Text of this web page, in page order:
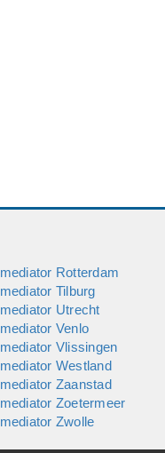
mediator Rotterdam
mediator Tilburg
mediator Utrecht
mediator Venlo
mediator Vlissingen
mediator Westland
mediator Zaanstad
mediator Zoetermeer
mediator Zwolle